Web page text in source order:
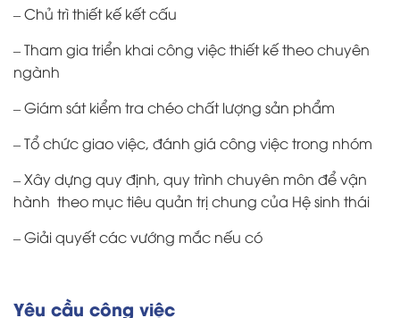
– Chủ trì thiết kế kết cấu
– Tham gia triển khai công việc thiết kế theo chuyên
ngành
– Giám sát kiểm tra chéo chất lượng sản phẩm
– Tổ chức giao việc, đánh giá công việc trong nhóm
– Xây dựng quy định, quy trình chuyên môn để vận
hành theo mục tiêu quản trị chung của Hệ sinh thái
– Giải quyết các vướng mắc nếu có
Yêu cầu công việc